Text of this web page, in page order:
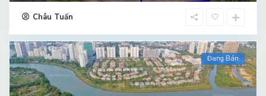
Châu Tuấn
Đang Bán